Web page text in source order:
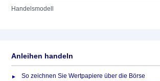
Handelsmodell
Anleihen handeln
So zeichnen Sie Wertpapiere über die Börse